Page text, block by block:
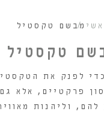
מבשם טקסטיל
טקסטיל
לפנק את
פרקטיים, אלא
וליהנות